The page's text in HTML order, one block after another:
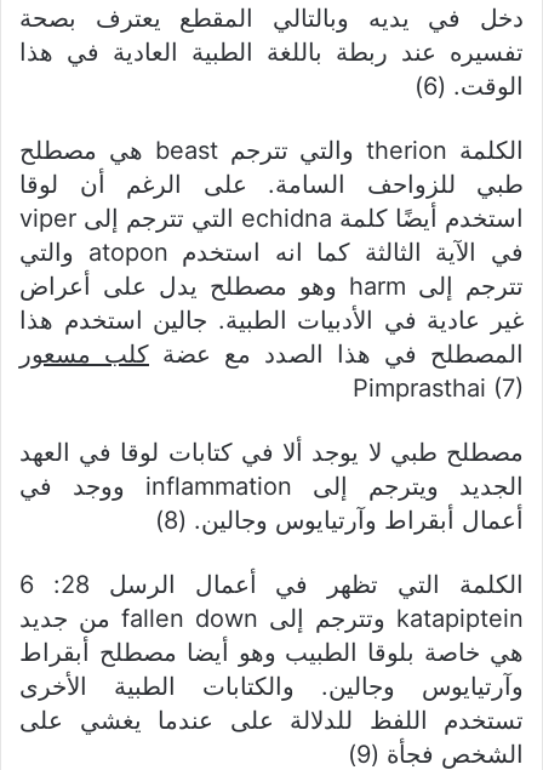
دخل في يديه وبالتالي المقطع يعترف بصحة
تفسيره عند ربطة باللغة الطبية العادية في هذا
الوقت. (6)
الكلمة therion والتي تترجم beast هي مصطلح
طبي للزواحف السامة. على الرغم أن لوقا
استخدم أيضًا كلمة echidna التي تترجم إلى viper
في الآية الثالثة كما انه استخدم atopon والتي
تترجم إلى harm وهو مصطلح يدل على أعراض
غير عادية في الأدبيات الطبية. جالين استخدم هذا
المصطلح في هذا الصدد مع عضة كلب مسعور
Pimprasthai (7)
مصطلح طبي لا يوجد ألا في كتابات لوقا في العهد
الجديد ويترجم إلى inflammation ووجد في
أعمال أبقراط وآرتيايوس وجالين. (8)
الكلمة التي تظهر في أعمال الرسل 28: 6
katapiptein وتترجم إلى fallen down من جديد
هي خاصة بلوقا الطبيب وهو أيضا مصطلح أبقراط
وآرتيايوس وجالين. والكتابات الطبية الأخرى
تستخدم اللفظ للدلالة على عندما يغشي على
الشخص فجأة (9)